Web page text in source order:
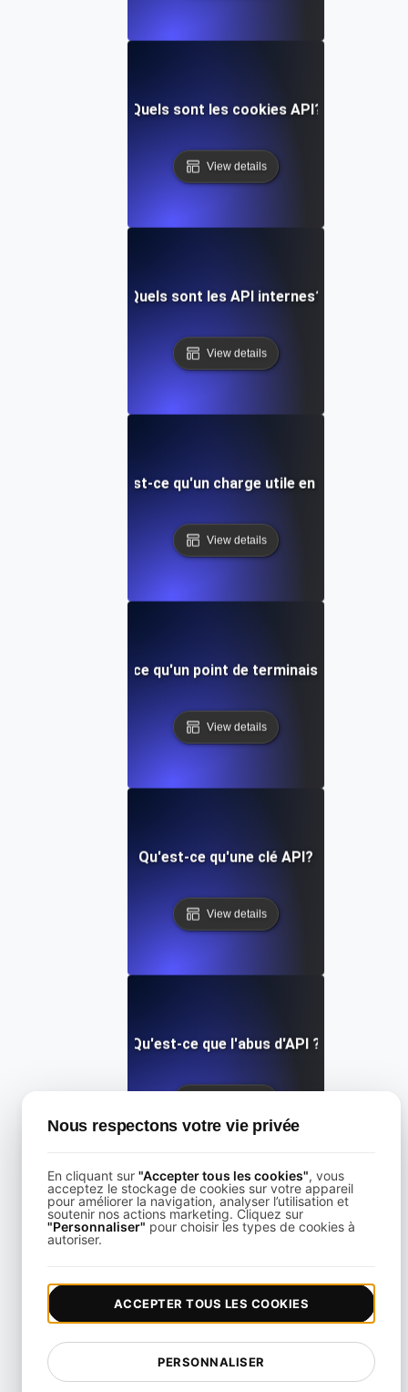
Quels sont les cookies API?
View details
Quels sont les API internes?
View details
Qu'est-ce qu'un charge utile en API?
View details
Qu'est-ce qu'un point de terminaison API?
View details
Qu'est-ce qu'une clé API?
View details
Qu'est-ce que l'abus d'API ?
Qu'est-ce que l'abus API ?
View details
Nous respectons votre vie privée
En cliquant sur "Accepter tous les cookies", vous
acceptez le stockage de cookies sur votre appareil
pour améliorer la navigation, analyser l’utilisation et
soutenir nos actions marketing. Cliquez sur
"Personnaliser" pour choisir les types de cookies à
autoriser.
PERSONNALISER
ACCEPTER TOUS LES COOKIES